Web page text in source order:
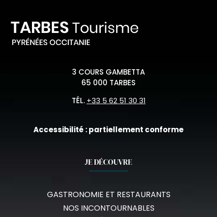
3 COURS GAMBETTA
65 000 TARBES
TÉL. +33 5 62 51 30 31
Accessibilité : partiellement conforme
JE DÉCOUVRE
GASTRONOMIE ET RESTAURANTS
NOS INCONTOURNABLES